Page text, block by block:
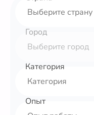
Город
Категория
Опыт